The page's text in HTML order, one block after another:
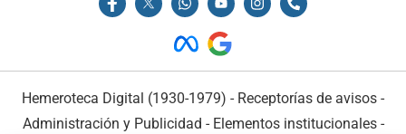
Hemeroteca Digital (1930-1979) - Receptorías de avisos -
Administración y Publicidad - Elementos institucionales-